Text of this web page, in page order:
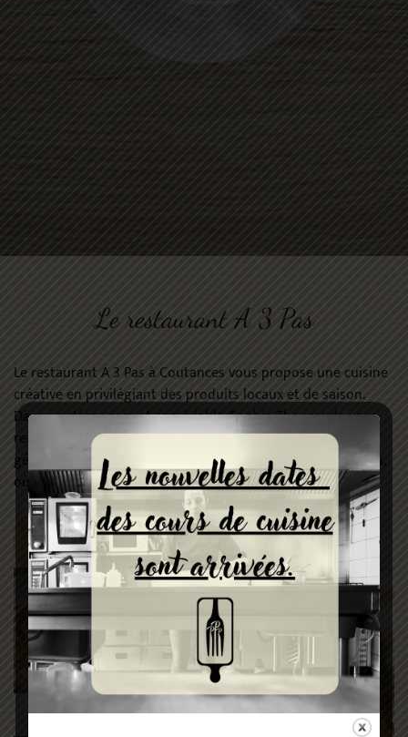
Le restaurant A 3 Pas
Le restaurant A 3 Pas à Coutances vous propose une cuisine
créative en privilégiant des produits locaux et de saison.
Dans un décor cosy et conviviable, Sophie Thouroude vous
reçoit le midi autour d’un menu bistronomique, simple et
généreux. Le week-end venu, place à des plats plus élaborés,
où créativité et finesse s’invitent à table.
DÉCOUVRIR LA CARTE